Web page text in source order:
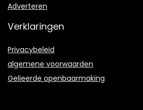
Adverteren
Verklaringen
Privacybeleid
algemene voorwaarden
Gelieerde openbaarmaking